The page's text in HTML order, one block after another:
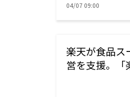
04/07 09:00
楽天が食品ス
営を支援。「